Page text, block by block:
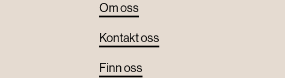
Om oss
Kontakt oss
Finn oss